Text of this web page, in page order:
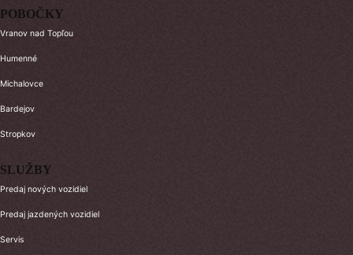
POBOČKY
Vranov nad Topľou
Humenné
Michalovce
Bardejov
Stropkov
SLUŽBY
Predaj nových vozidiel
Predaj jazdených vozidiel
Servis